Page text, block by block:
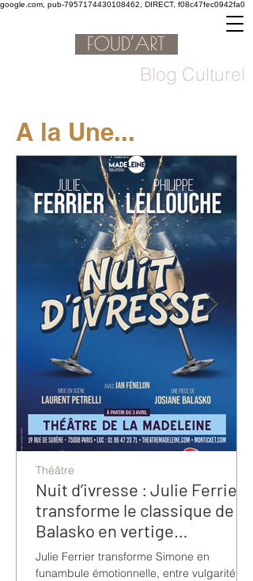
google.com, pub-7957174430108462, DIRECT, f08c47fec0942fa0
Blog Culturel
A la Une...
Nuit d’ivresse : Julie Ferrier
transforme le classique de
Balasko en vertige
bouleversant
Julie Ferrier transforme Simone en
funambule émotionnelle, entre vulgarité
Théâtre